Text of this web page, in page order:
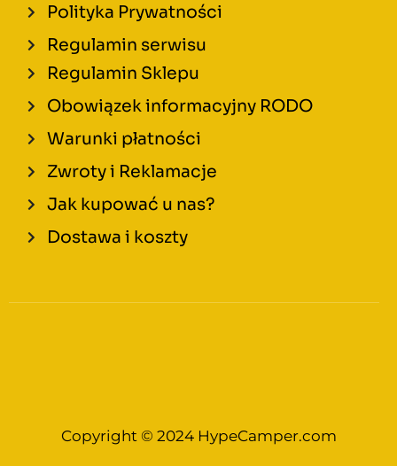
Polityka Prywatności
Regulamin serwisu
Regulamin Sklepu
Obowiązek informacyjny RODO
Warunki płatności
Zwroty i Reklamacje
Jak kupować u nas?
Dostawa i koszty
Copyright © 2024 HypeCamper.com